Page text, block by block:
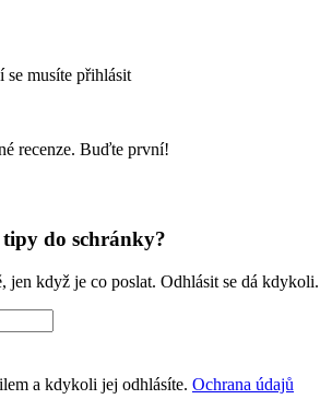
se musíte přihlásit
recenze. Buďte první!
tipy do schránky?
jen když je co poslat. Odhlásit se dá kdykoli.
a kdykoli jej odhlásíte. Ochrana údajů